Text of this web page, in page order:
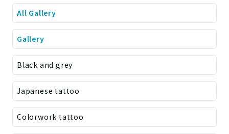
All Gallery
Gallery
Black and grey
Japanese tattoo
Colorwork tattoo